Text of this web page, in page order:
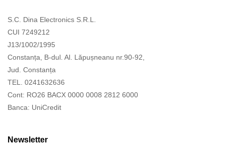
S.C. Dina Electronics S.R.L.
CUI 7249212
J13/1002/1995
Constanța, B-dul. Al. Lăpușneanu nr.90-92,
Jud. Constanța
TEL. 0241632636
Cont: RO26 BACX 0000 0008 2812 6000
Banca: UniCredit
Newsletter